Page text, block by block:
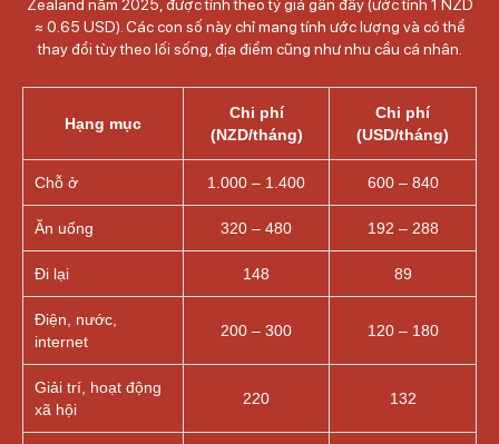
Zealand năm 2025, được tính theo tỷ giá gần đây (ước tính 1 NZD
≈ 0.65 USD). Các con số này chỉ mang tính ước lượng và có thể
thay đổi tùy theo lối sống, địa điểm cũng như nhu cầu cá nhân.
Hạng mục
Chi phí
(NZD/tháng)
Chi phí
(USD/tháng)
Chỗ ở 1.000 – 1.400 600 – 840
Ăn uống 320 – 480 192 – 288
Đi lại 148 89
Điện, nước,
internet
200 – 300 120 – 180
Giải trí, hoạt động
xã hội
220 132